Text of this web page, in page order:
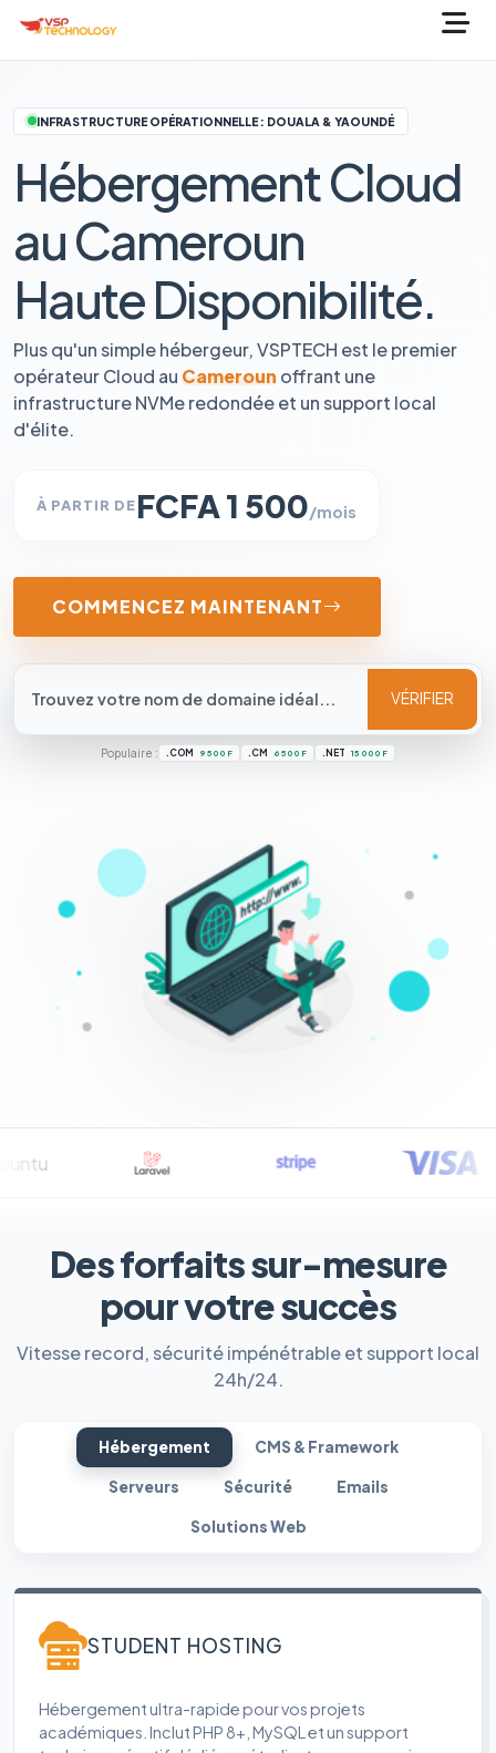
INFRASTRUCTURE OPÉRATIONNELLE : DOUALA & YAOUNDÉ
Hébergement Cloud
au Cameroun
Haute Disponibilité.
Plus qu'un simple hébergeur, VSPTECH est le premier
opérateur Cloud au Cameroun offrant une
infrastructure NVMe redondée et un support local
d'élite.
À PARTIR DEFCFA 1 500/mois
COMMENCEZ MAINTENANT
VÉRIFIER
Populaire : .COM 9 500 F .CM 6 500 F .NET 15 000 F
Des forfaits sur-mesure
pour votre succès
Vitesse record, sécurité impénétrable et support local
24h/24.
Hébergement CMS & Framework
Serveurs Sécurité Emails
Solutions Web
STUDENT HOSTING
Hébergement ultra-rapide pour vos projets
académiques. Inclut PHP 8+, MySQL et un support